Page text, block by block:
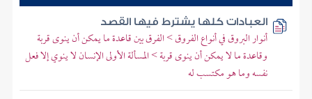
العبادات كلها يشترط فيها القصد
أنوار البروق في أنواع الفروق > الفرق بين قاعدة ما يمكن أن ينوى قربة
وقاعدة ما لا يمكن أن ينوى قربة > المسألة الأولى الإنسان لا ينوي إلا فعل
نفسه وما هو مكتسب له